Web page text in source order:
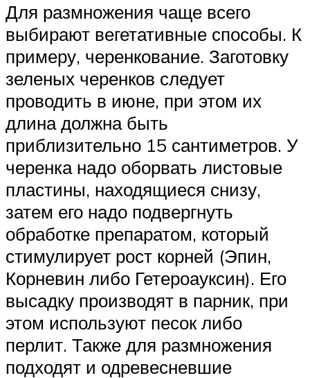
Для размножения чаще всего
выбирают вегетативные способы. К
примеру, черенкование. Заготовку
зеленых черенков следует
проводить в июне, при этом их
длина должна быть
приблизительно 15 сантиметров. У
черенка надо оборвать листовые
пластины, находящиеся снизу,
затем его надо подвергнуть
обработке препаратом, который
стимулирует рост корней (Эпин,
Корневин либо Гетероауксин). Его
высадку производят в парник, при
этом используют песок либо
перлит. Также для размножения
подходят и одревесневшие